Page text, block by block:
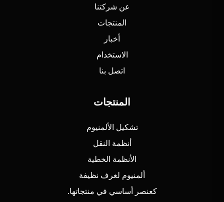
عن شركتنا
المنتجات
أخبار
الاستخدام
اتصل بنا
المنتجات
تشكيل الألمنيوم
أنظمة النقل
الأنظمة الخطية
ألمنيوم لغرف نظيفة
كعنصر أساسي في منتجاتها.